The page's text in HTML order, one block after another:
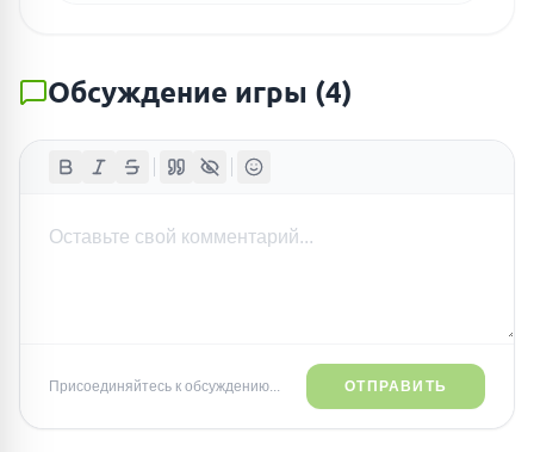
Обсуждение игры (4)
Присоединяйтесь к обсуждению... ОТПРАВИТЬ